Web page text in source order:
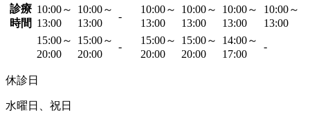
診療
時間
10:00～
13:00
10:00～
13:00
-
10:00～
13:00
10:00～
13:00
10:00～
13:00
10:00～
13:00
15:00～
20:00
15:00～
20:00
-
15:00～
20:00
15:00～
20:00
14:00～
17:00
-
休診日
水曜日、祝日